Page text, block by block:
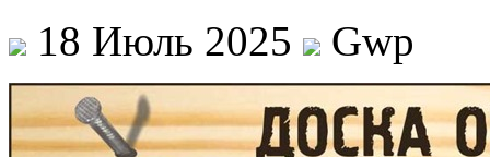
18 Июль 2025 Gwp